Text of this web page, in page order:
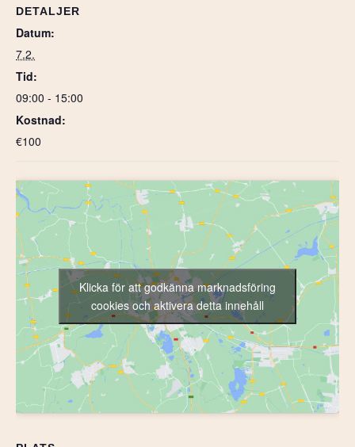
DETALJER
Datum:
7.2.
Tid:
09:00 - 15:00
Kostnad:
€100
Klicka för att godkänna marknadsföring
cookies och aktivera detta innehåll